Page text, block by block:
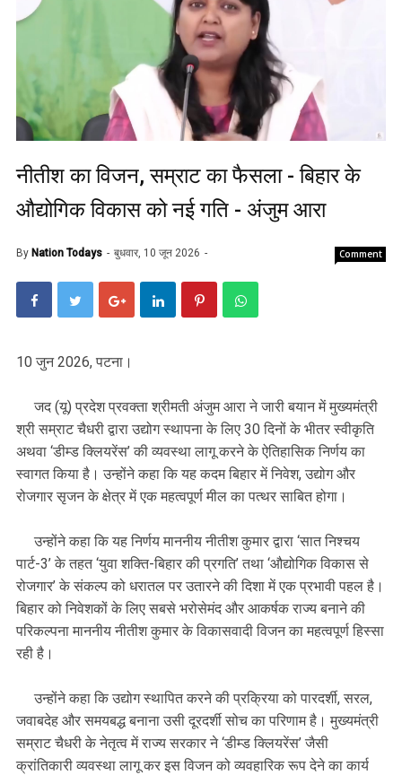
नीतीश का विजन, सम्राट का फैसला - बिहार के
औद्योगिक विकास को नई गति - अंजुम आरा
By Nation Todays बुधवार, 10 जून 2026 Comment
10 जुन 2026, पटना।
जद (यू) प्रदेश प्रवक्ता श्रीमती अंजुम आरा ने जारी बयान में मुख्यमंत्री
श्री सम्राट चैधरी द्वारा उद्योग स्थापना के लिए 30 दिनों के भीतर स्वीकृति
अथवा ‘डीम्ड क्लियरेंस’ की व्यवस्था लागू करने के ऐतिहासिक निर्णय का
स्वागत किया है। उन्होंने कहा कि यह कदम बिहार में निवेश, उद्योग और
रोजगार सृजन के क्षेत्र में एक महत्वपूर्ण मील का पत्थर साबित होगा।
उन्होंने कहा कि यह निर्णय माननीय नीतीश कुमार द्वारा ‘सात निश्चय
पार्ट-3’ के तहत ‘युवा शक्ति-बिहार की प्रगति’ तथा ‘औद्योगिक विकास से
रोजगार’ के संकल्प को धरातल पर उतारने की दिशा में एक प्रभावी पहल है।
बिहार को निवेशकों के लिए सबसे भरोसेमंद और आकर्षक राज्य बनाने की
परिकल्पना माननीय नीतीश कुमार के विकासवादी विजन का महत्वपूर्ण हिस्सा
रही है।
उन्होंने कहा कि उद्योग स्थापित करने की प्रक्रिया को पारदर्शी, सरल,
जवाबदेह और समयबद्ध बनाना उसी दूरदर्शी सोच का परिणाम है। मुख्यमंत्री
सम्राट चैधरी के नेतृत्व में राज्य सरकार ने ‘डीम्ड क्लियरेंस’ जैसी
क्रांतिकारी व्यवस्था लागू कर इस विजन को व्यवहारिक रूप देने का कार्य